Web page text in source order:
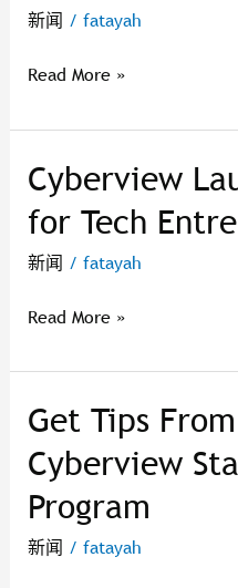
新闻 / fatayah
a
Hub
Read More »
Cyberview
for Tech
新闻 / fatayah
Cyberview
Launches
Platform
for
Entrepreneur
Read More »
Get Tips
Cyberview
Program
新闻 / fatayah
Get
From
The
At